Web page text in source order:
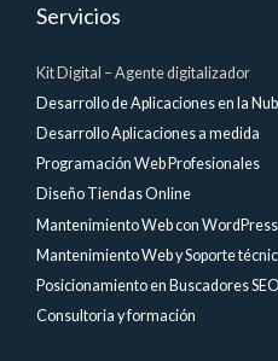
Servicios
Kit Digital – Agente digitalizador
Desarrollo de Aplicaciones en la
Desarrollo Aplicaciones a medida
Programación Web Profesionales
Diseño Tiendas Online
Mantenimiento Web con WordPress
Mantenimiento Web y Soporte
Posicionamiento en Buscadores
Consultoria y formación